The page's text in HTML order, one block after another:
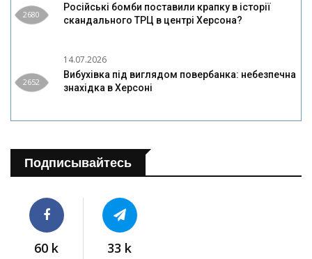
2680
Російські бомби поставили крапку в історії
скандального ТРЦ в центрі Херсона?
2652
14.07.2026
Вибухівка під виглядом повербанка: небезпечна
знахідка в Херсоні
Подписывайтесь
60 k 33 k